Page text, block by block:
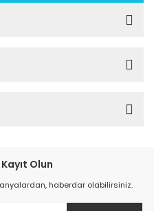
Olun
haberdar olabilirsiniz.